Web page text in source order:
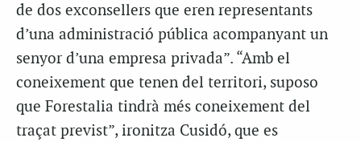
de dos exconsellers que eren representants
d’una administració pública acompanyant un
senyor d’una empresa privada”. “Amb el
coneixement que tenen del territori, suposo
que Forestalia tindrà més coneixement del
traçat previst”, ironitza Cusidó, que es